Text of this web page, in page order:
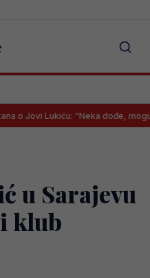
Lukiću: “Neka dođe, mogu mu
u Sarajevu
klub